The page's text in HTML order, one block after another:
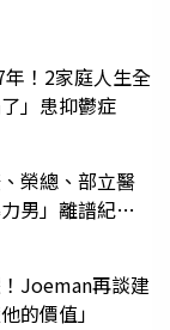
！2家庭人生全
」患抑鬱症
榮總、部立醫
男」離譜紀錄
Joeman再談建
的價值」